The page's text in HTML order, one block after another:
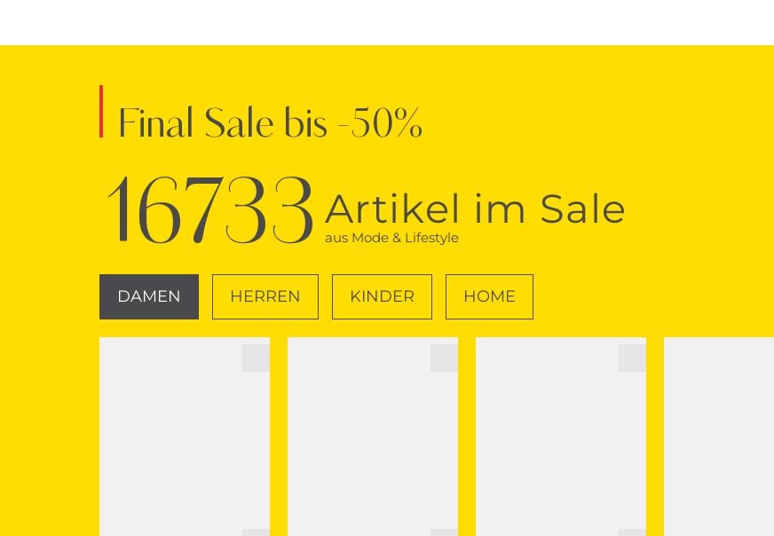
Final Sale bis -50%
16733 Artikel im Sale
aus Mode & Lifestyle
DAMEN HERREN KINDER HOME